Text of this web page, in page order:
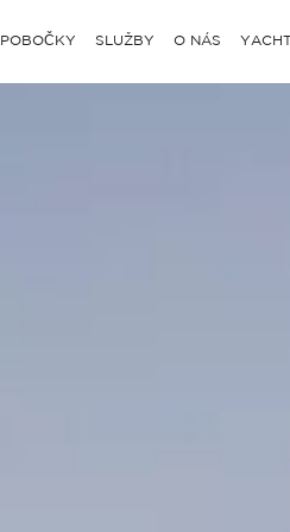
POBOČKY SLUŽBY O NÁS